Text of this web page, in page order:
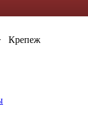
Крепеж